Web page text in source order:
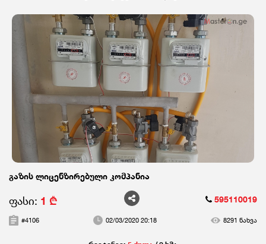
გაზის ლიცენზირებული კომპანია
ფასი: 1 ₾ 595110019
#4106 02/03/2020 20:18 8291 ნახვა